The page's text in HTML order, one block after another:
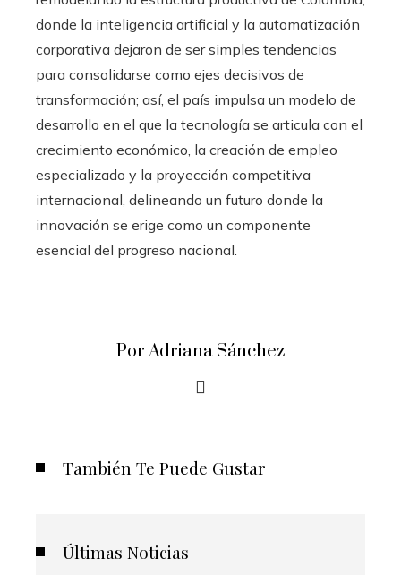
donde la inteligencia artificial y la automatización
corporativa dejaron de ser simples tendencias
para consolidarse como ejes decisivos de
transformación; así, el país impulsa un modelo de
desarrollo en el que la tecnología se articula con el
crecimiento económico, la creación de empleo
especializado y la proyección competitiva
internacional, delineando un futuro donde la
innovación se erige como un componente
esencial del progreso nacional.
Por Adriana Sánchez
También Te Puede Gustar
Últimas Noticias